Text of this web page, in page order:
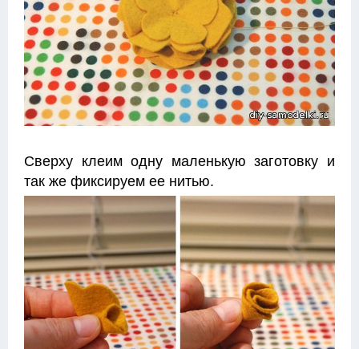
Сверху клеим одну маленькую заготовку и
так же фиксируем ее нитью.